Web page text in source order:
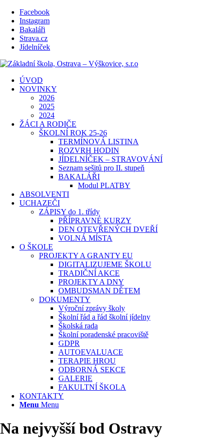
Facebook
Instagram
Bakaláři
Strava.cz
Jídelníček
ÚVOD
NOVINKY
2026
2025
2024
ŽÁCI A RODIČE
ŠKOLNÍ ROK 25-26
TERMÍNOVÁ LISTINA
ROZVRH HODIN
JÍDELNÍČEK – STRAVOVÁNÍ
Seznam sešitů pro II. stupeň
BAKALÁŘI
Modul PLATBY
ABSOLVENTI
UCHAZEČI
ZÁPISY do 1. třídy
PŘÍPRAVNÉ KURZY
DEN OTEVŘENÝCH DVEŘÍ
VOLNÁ MÍSTA
O ŠKOLE
PROJEKTY A GRANTY EU
DIGITALIZUJEME ŠKOLU
TRADIČNÍ AKCE
PROJEKTY A DNY
OMBUDSMAN DĚTEM
DOKUMENTY
Výroční zprávy školy
Školní řád a řád školní jídelny
Školská rada
Školní poradenské pracoviště
GDPR
AUTOEVALUACE
TERAPIE HROU
ODBORNÁ SEKCE
GALERIE
FAKULTNÍ ŠKOLA
KONTAKTY
Menu Menu
Na nejvyšší bod Ostravy